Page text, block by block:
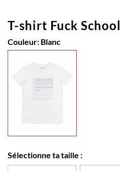
T-shirt Fuck School
Couleur: Blanc
Sélectionne ta taille :